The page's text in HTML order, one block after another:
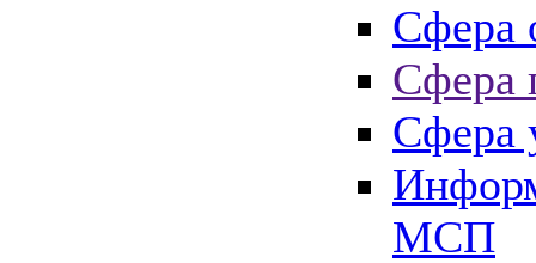
Сфера
Сфера
Сфера
МСП